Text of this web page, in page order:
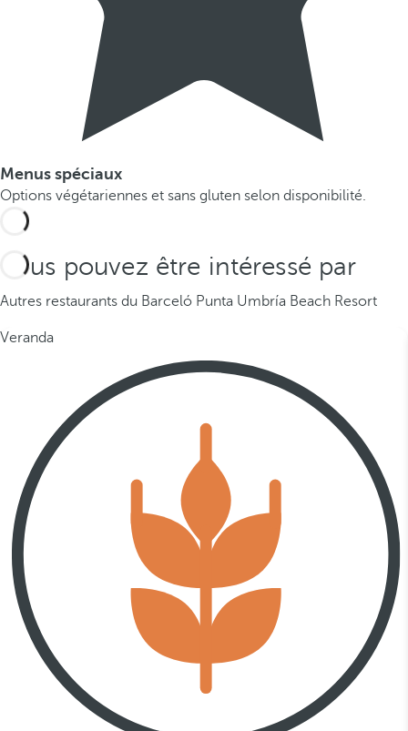
Menus spéciaux
Options végétariennes et sans gluten selon disponibilité.
Vous pouvez être intéressé par
Autres restaurants du Barceló Punta Umbría Beach Resort
Veranda